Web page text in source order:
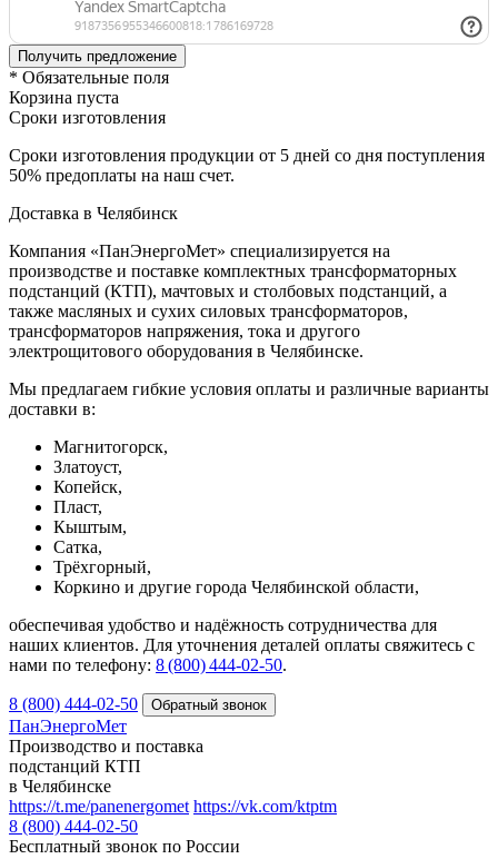
* Обязательные поля
Корзина пуста
Сроки изготовления
Сроки изготовления продукции от 5 дней со дня поступления
50% предоплаты на наш счет.
Доставка в Челябинск
Компания «ПанЭнергоМет» специализируется на
производстве и поставке комплектных трансформаторных
подстанций (КТП), мачтовых и столбовых подстанций, а
также масляных и сухих силовых трансформаторов,
трансформаторов напряжения, тока и другого
электрощитового оборудования в Челябинске.
Мы предлагаем гибкие условия оплаты и различные варианты
доставки в:
Магнитогорск,
Златоуст,
Копейск,
Пласт,
Кыштым,
Сатка,
Трёхгорный,
Коркино и другие города Челябинской области,
обеспечивая удобство и надёжность сотрудничества для
наших клиентов. Для уточнения деталей оплаты свяжитесь с
нами по телефону: 8 (800) 444‑02‑50.
8 (800) 444-02-50
ПанЭнергоМет
Производство и поставка
подстанций КТП
в Челябинске
https://t.me/panenergomet https://vk.com/ktptm
8 (800) 444-02-50
Бесплатный звонок по России